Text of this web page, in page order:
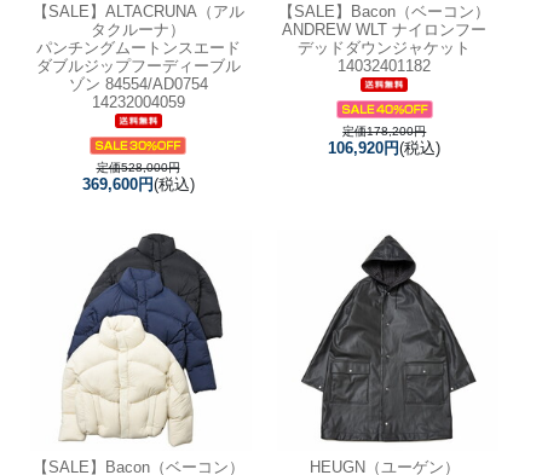
【SALE】 ALTACRUNA（アル
タクルーナ）
パンチングムートンスエード
ダブルジップフーディーブル
ゾン 84554/AD0754
14232004059
定価528,000円
369,600円(税込)
【SALE】
Bacon（ベーコン）
ANDREW WLT ナイロンフー
デッドダウンジャケット
14032401182
定価178,200円
106,920円(税込)
【SALE】
Bacon（ベーコン）
HEUGN（ユーゲン）